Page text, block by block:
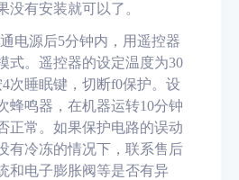
没有安装就可以了。
电源后5分钟内，用遥控器
式。遥控器的设定温度为30
次睡眠键，切断f0保护。设
蜂鸣器，在机器运转10分钟
正常。如果保护电路的误动
有冷冻的情况下，联系售后
和电子膨胀阀等是否有异